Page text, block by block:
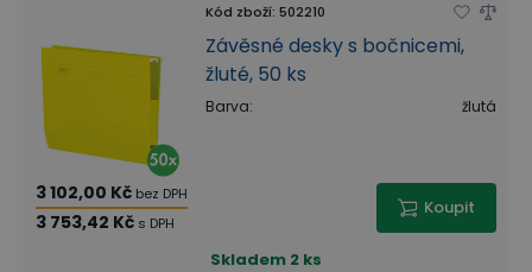
Kód zboží: 502210
Závěsné desky s bočnicemi,
žluté, 50 ks
Barva: žlutá
3 102,00 Kč bez DPH
3 753,42 Kč s DPH
Koupit
Skladem 2 ks